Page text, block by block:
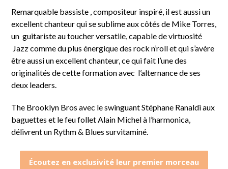
Remarquable bassiste , compositeur inspiré, il est aussi un
excellent chanteur qui se sublime aux côtés de Mike Torres,
un guitariste au toucher versatile, capable de virtuosité
Jazz comme du plus énergique des rock n’roll et qui s’avère
être aussi un excellent chanteur, ce qui fait l’une des
originalités de cette formation avec l’alternance de ses
deux leaders.
The Brooklyn Bros avec le swinguant Stéphane Ranaldi aux
baguettes et le feu follet Alain Michel à l’harmonica,
délivrent un Rythm & Blues survitaminé.
Écoutez en exclusivité leur premier morceau